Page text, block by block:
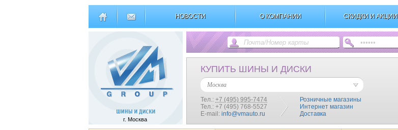
НОВОСТИ О КОМПАНИИ СКИДКИ И АКЦИИ
г. Москва
КУПИТЬ ШИНЫ И ДИСКИ
Москва
Тел.: +7 (495) 995-7474
Тел.: +7 (495) 768-5527
E-mail: info@vmauto.ru
Розничные магазины
Интернет магазин
Доставка